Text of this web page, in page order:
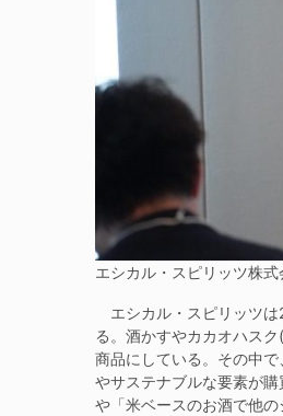
エシカル・スピリッツ株
エシカル・スピリッツは
る。酒かすやカカオハス
商品にしている。その中
やサステナブルな要素が
や「米ベースのお酒で他